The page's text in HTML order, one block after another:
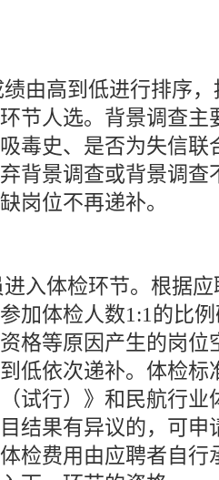
由高到低进行排序
节人选。背景调查主
毒史、是否为失信联
背景调查或背景调查
岗位不再递补。
入体检环节。根据
加体检人数1:1的比
格等原因产生的岗位
低依次递补。体检标
试行）》和民航行业
结果有异议的，可申
检费用由应聘者自行